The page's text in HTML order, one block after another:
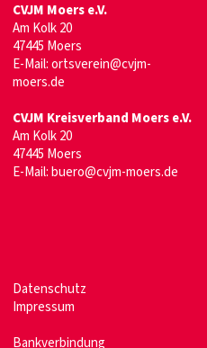
CVJM Moers e.V.
Am Kolk 20
47445 Moers
E-Mail: ortsverein@cvjm-
moers.de
CVJM Kreisverband Moers e.V.
Am Kolk 20
47445 Moers
E-Mail: buero@cvjm-moers.de
Datenschutz
Impressum
Bankverbindung